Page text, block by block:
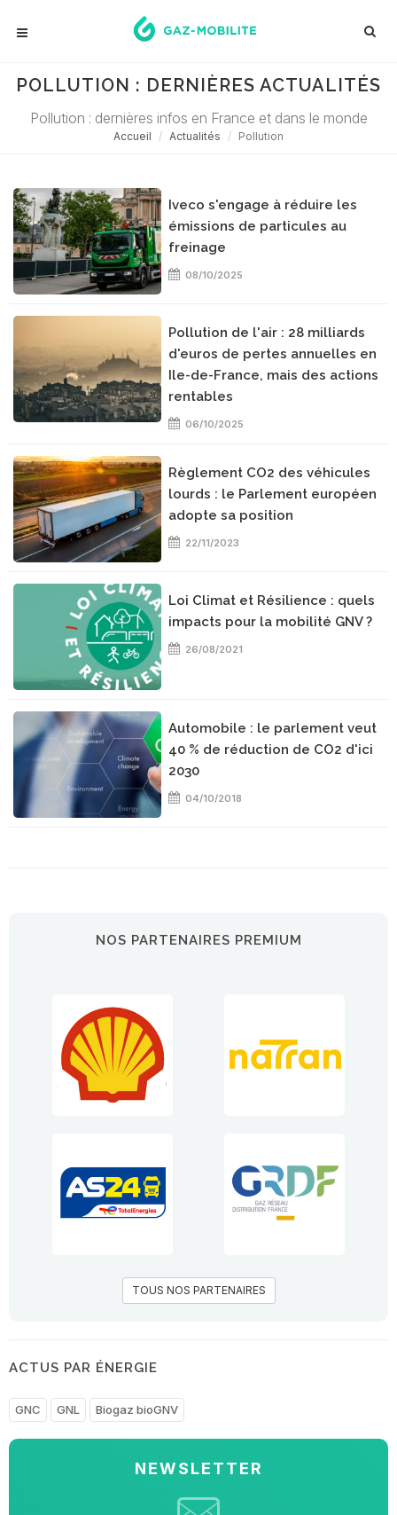
POLLUTION : DERNIÈRES ACTUALITÉS
Pollution : dernières infos en France et dans le monde
Accueil Actualités Pollution
Iveco s'engage à réduire les
émissions de particules au
freinage
08/10/2025
Pollution de l'air : 28 milliards
d'euros de pertes annuelles en
Ile-de-France, mais des actions
rentables
06/10/2025
Règlement CO2 des véhicules
lourds : le Parlement européen
adopte sa position
22/11/2023
Loi Climat et Résilience : quels
impacts pour la mobilité GNV ?
26/08/2021
Automobile : le parlement veut
40 % de réduction de CO2 d'ici
2030
04/10/2018
NOS PARTENAIRES PREMIUM
TOUS NOS PARTENAIRES
ACTUS PAR ÉNERGIE
GNC GNL Biogaz bioGNV
NEWSLETTER